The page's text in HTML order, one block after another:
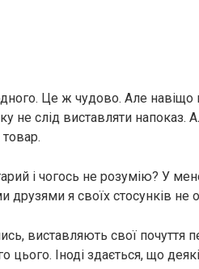
Це ж чудово. Але навіщо
не слід виставляти напоказ.
і чогось не розумію? У
друзями я своїх стосунків
виставляють свої почуття
цього. Іноді здається, що